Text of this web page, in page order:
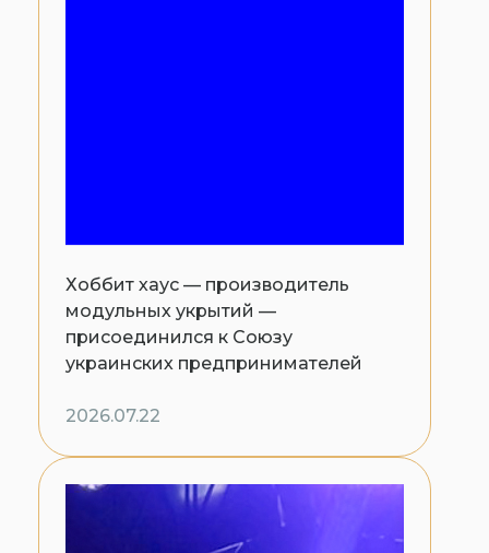
Хоббит хаус — производитель
модульных укрытий —
присоединился к Союзу
украинских предпринимателей
2026.07.22